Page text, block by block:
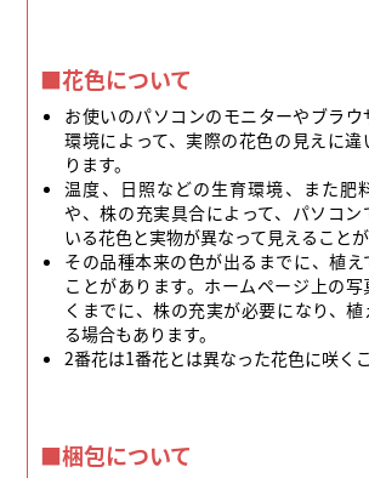
■花色について
お使いのパソコンのモニターやブラ
環境によって、実際の花色の見えに
ります。
温度、日照などの生育環境、また肥
や、株の充実具合によって、パソコ
いる花色と実物が異なって見えることが
その品種本来の色が出るまでに、植え
ことがあります。ホームページ上の
くまでに、株の充実が必要になり、
る場合もあります。
2番花は1番花とは異なった花色に咲く
■梱包について